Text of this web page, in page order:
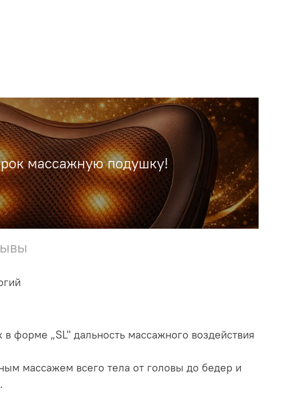
массажную подушку!
форме „SL" дальность массажного воздействия
массажем всего тела от головы до бедер и